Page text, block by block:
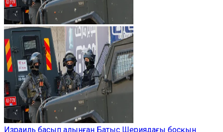
Израиль басып алынған Батыс Шериядағы босқын